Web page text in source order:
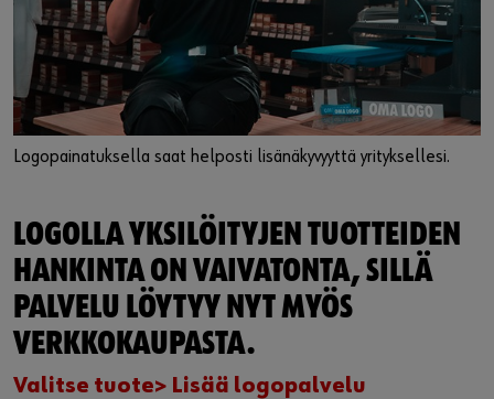
Logopainatuksella saat helposti lisänäkyvyyttä yrityksellesi.
LOGOLLA YKSILÖITYJEN TUOTTEIDEN
HANKINTA ON VAIVATONTA, SILLÄ
PALVELU LÖYTYY NYT MYÖS
VERKKOKAUPASTA.
Valitse tuote> Lisää logopalvelu